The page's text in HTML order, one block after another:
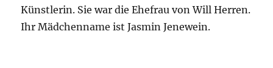
Künstlerin. Sie war die Ehefrau von Will Herren.
Ihr Mädchenname ist Jasmin Jenewein.